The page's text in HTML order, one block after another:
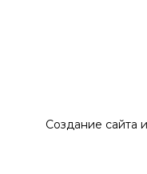
Создание сайта